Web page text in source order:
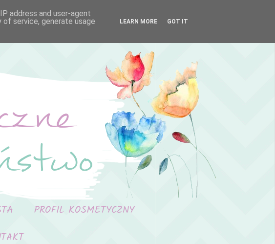
PROFIL KOSMETYCZNY
address and user-agent
service, generate usage
LEARN MORE GOT IT